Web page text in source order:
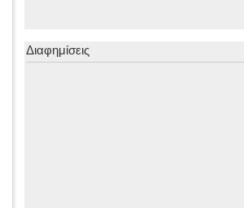
Διαφημίσεις